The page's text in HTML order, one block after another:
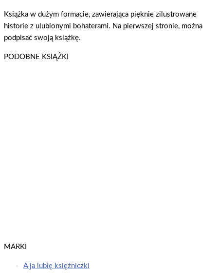
Książka w dużym formacie, zawierająca pięknie zilustrowane
historie z ulubionymi bohaterami. Na pierwszej stronie, można
podpisać swoją książkę.
PODOBNE KSIĄŻKI
MARKI
A ja lubię księżniczki